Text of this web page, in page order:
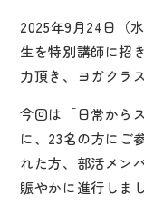
2025年9月24日（
生を特別講師に招
力頂き、ヨガクラ
今回は「日常から
に、 23名の方にご
れた方、部活メン
賑やかに進行しまし